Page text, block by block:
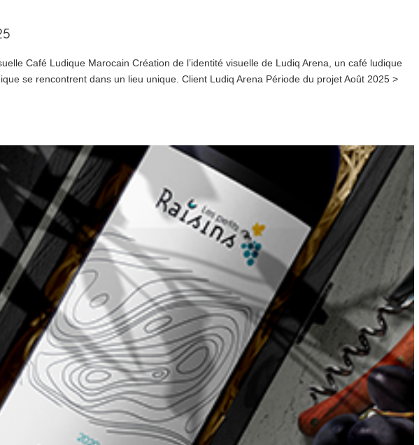
Café Ludique Marocain Création de l’identité visuelle de Ludiq Arena, un café ludique
se rencontrent dans un lieu unique. Client Ludiq Arena Période du projet Août 2025 >